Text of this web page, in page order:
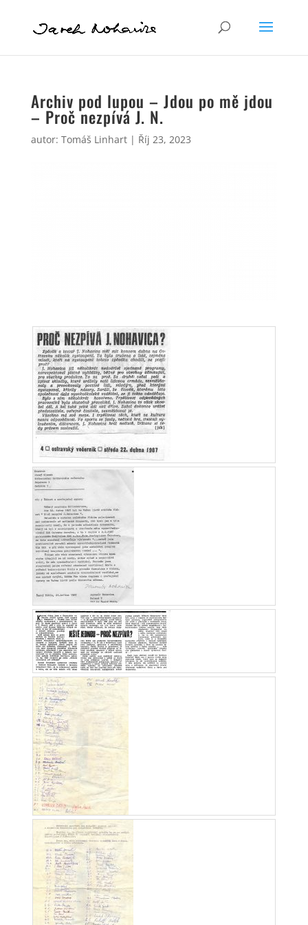
Archiv pod lupou – Jdou po mě jdou
– Proč nezpívá J. N.
autor: Tomáš Linhart| Říj 23, 2023